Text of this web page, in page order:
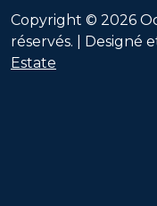
Copyright © 2026
réservés. | Designé
Estate